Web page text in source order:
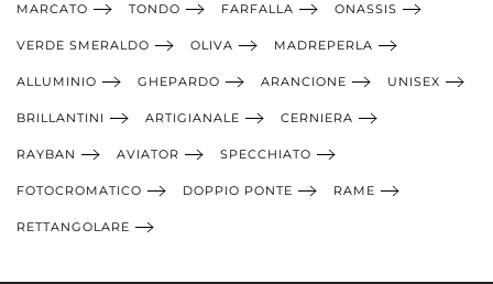
MARCATO TONDO FARFALLA ONASSIS
VERDE SMERALDO OLIVA MADREPERLA
ALLUMINIO GHEPARDO ARANCIONE UNISEX
BRILLANTINI ARTIGIANALE CERNIERA
RAYBAN AVIATOR SPECCHIATO
FOTOCROMATICO DOPPIO PONTE RAME
RETTANGOLARE